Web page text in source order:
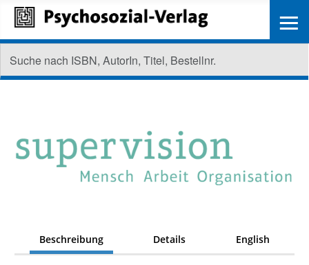
Beschreibung Details English
≡